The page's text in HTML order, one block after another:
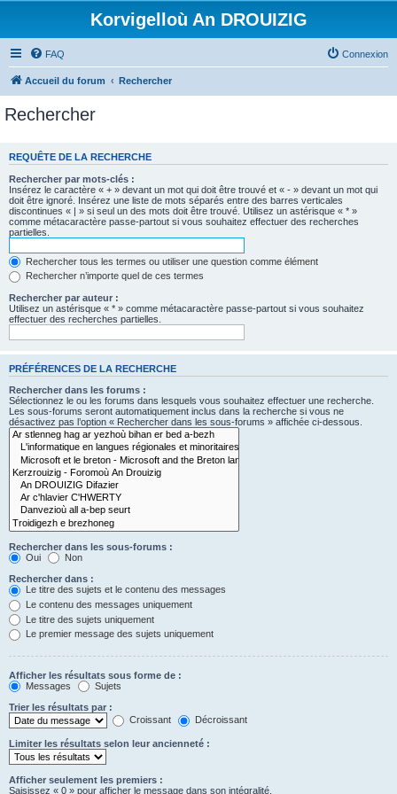
Korvigelloù An DROUIZIG
FAQ Connexion
Accueil du forum Rechercher
Rechercher
REQUÊTE DE LA RECHERCHE
Rechercher par mots-clés :
Insérez le caractère « + » devant un mot qui doit être trouvé et « - » devant un mot qui
doit être ignoré. Insérez une liste de mots séparés entre des barres verticales
discontinues « | » si seul un des mots doit être trouvé. Utilisez un astérisque « * »
comme métacaractère passe-partout si vous souhaitez effectuer des recherches
partielles.
Rechercher tous les termes ou utiliser une question comme élément
Rechercher n’importe quel de ces termes
Rechercher par auteur :
Utilisez un astérisque « * » comme métacaractère passe-partout si vous souhaitez
effectuer des recherches partielles.
PRÉFÉRENCES DE LA RECHERCHE
Rechercher dans les forums :
Sélectionnez le ou les forums dans lesquels vous souhaitez effectuer une recherche.
Les sous-forums seront automatiquement inclus dans la recherche si vous ne
désactivez pas l’option « Rechercher dans les sous-forums » affichée ci-dessous.
Rechercher dans les sous-forums :
Oui
Non
Rechercher dans :
Le titre des sujets et le contenu des messages
Le contenu des messages uniquement
Le titre des sujets uniquement
Le premier message des sujets uniquement
Afficher les résultats sous forme de :
Messages
Sujets
Trier les résultats par :
Croissant
Décroissant
Limiter les résultats selon leur ancienneté :
Afficher seulement les premiers :
Saisissez « 0 » pour afficher le message dans son intégralité.